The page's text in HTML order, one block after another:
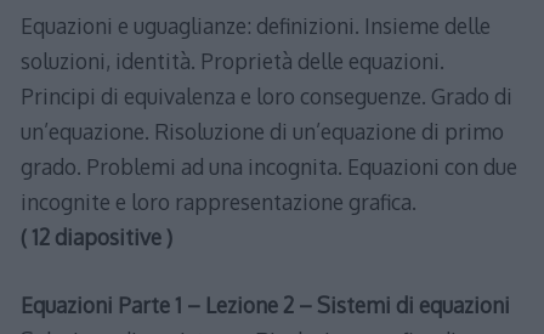
Equazioni e uguaglianze: definizioni. Insieme delle
soluzioni, identità. Proprietà delle equazioni.
Principi di equivalenza e loro conseguenze. Grado di
un’equazione. Risoluzione di un’equazione di primo
grado. Problemi ad una incognita. Equazioni con due
incognite e loro rappresentazione grafica.
( 12 diapositive )
Equazioni Parte 1 – Lezione 2 – Sistemi di equazioni